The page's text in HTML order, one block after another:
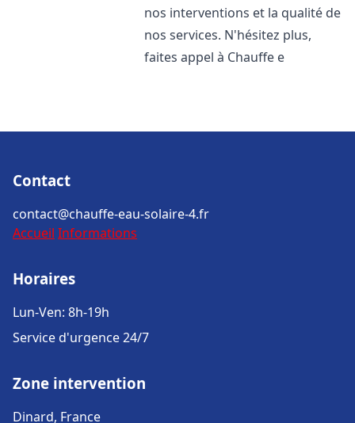
nos interventions et la qualité de
nos services. N'hésitez plus,
faites appel à Chauffe e
Contact
contact@chauffe-eau-solaire-4.fr
Accueil Informations
Horaires
Lun-Ven: 8h-19h
Service d'urgence 24/7
Zone intervention
Dinard, France